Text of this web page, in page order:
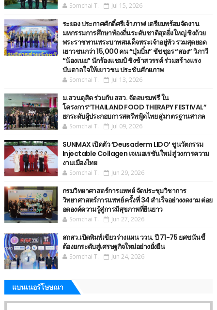
Somchai T. Jul 15, 2026
ระยอง ประกาศศักดิ์ศรีเจ้าภาพ! เตรียมพร้อมจัดงาน
มหกรรมการศึกษาท้องถิ่นระดับชาติสุดยิ่งใหญ่ ชิงถ้วย
พระราชทานพระบาทสมเด็จพระเจ้าอยู่หัว รวมสุดยอด
เยาวชนกว่า 15,000 คน “บุ๋มบิ๋ม” ชัชชุอร “สอง” วิภาวี
“น้องเนย“ นักร้องแชมป์ ชิงช้าสวรรค์ ร่วมสร้างแรง
บันดาลใจให้เยาวชน ประชันศักยภาพ
Somchai T. Jul 13, 2026
ม.สวนดุสิต ร่วมกับ สสว. จัดอบรมฟรี ใน
โครงการ“THAILAND FOOD THERAPY FESTIVAL”
ยกระดับผู้ประกอบการสตรีทฟู้ดไทย สู่มาตรฐานสากล
Somchai T. Jul 09, 2026
SUNMAX เปิดตัว ‘Deusaderm LIDO’ ชูนวัตกรรม
Injectable Collagen เจเนอเรชันใหม่ สู่วงการความ
งามเมืองไทย
Somchai T. Jun 29, 2026
กรมวิทยาศาสตร์การแพทย์ จัดประชุมวิชาการ
วิทยาศาสตร์การแพทย์ ครั้งที่ 34 สำเร็จอย่างงดงาม ต่อย
อดองค์ความรู้สู่การมีสุขภาพที่ยืนยาว
Somchai T. Jun 27, 2026
สกสว.เปิดพิมพ์เขียวร่างแผน ววน. ปี 71-75 ยศชนันชี้
ต้องยกระดับสู่เศรษฐกิจใหม่อย่างยั่งยืน
Somchai T. Jun 24, 2026
แบนเนอร์โษษณา